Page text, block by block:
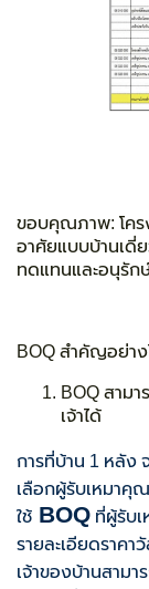
ขอบคุณภาพ: โค
อาศัยแบบบ้านเดี่
ทดแทนและอนุรัก
BOQ สำคัญอย่าง
BOQ สามา
เจ้าได้
การที่บ้าน 1 หลัง
เลือกผู้รับเหมาคุ
ใช้ BOQ ที่ผู้รับเ
รายละเอียดราค
เจ้าของบ้านสามา